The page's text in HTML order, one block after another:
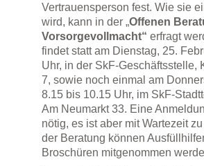
Vertrauensperson fest. Wie sie
wird, kann in der „Offenen
Vorsorgevollmacht“ erfragt
findet statt am Dienstag, 25.
Uhr, in der SkF-Geschäftsstelle,
7, sowie noch einmal am
8.15 bis 10.15 Uhr, im SkF-
Am Neumarkt 33. Eine
nötig, es ist aber mit Wartezeit
der Beratung können
Broschüren mitgenommen